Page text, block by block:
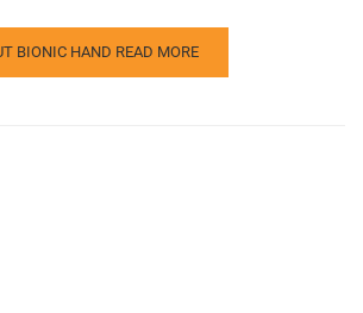
BIONIC HAND READ MORE